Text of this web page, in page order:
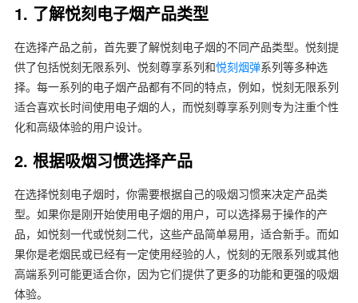
1. 了解悦刻电子烟产品类型
在选择产品之前，首先要了解悦刻电子烟的不同产品类型。悦刻提
供了包括悦刻无限系列、悦刻尊享系列和悦刻烟弹系列等多种选
择。每一系列的电子烟产品都有不同的特点，例如，悦刻无限系列
适合喜欢长时间使用电子烟的人，而悦刻尊享系列则专为注重个性
化和高级体验的用户设计。
2. 根据吸烟习惯选择产品
在选择悦刻电子烟时，你需要根据自己的吸烟习惯来决定产品类
型。如果你是刚开始使用电子烟的用户，可以选择易于操作的产
品，如悦刻一代或悦刻二代，这些产品简单易用，适合新手。而如
果你是老烟民或已经有一定使用经验的人，悦刻的无限系列或其他
高端系列可能更适合你，因为它们提供了更多的功能和更强的吸烟
体验。